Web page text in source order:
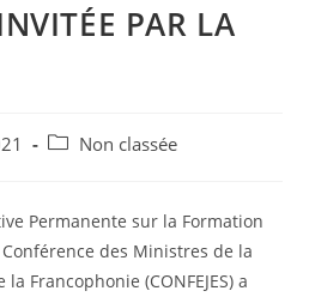
PAR LA
Non classée
Permanente sur la Formation
Conférence des Ministres de la
Francophonie (CONFEJES) a